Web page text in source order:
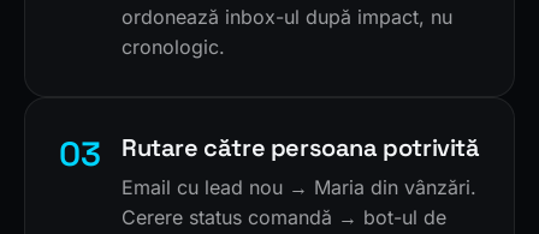
ordonează inbox-ul după impact, nu
cronologic.
03 Rutare către persoana potrivită
Email cu lead nou → Maria din vânzări.
Cerere status comandă → bot-ul de